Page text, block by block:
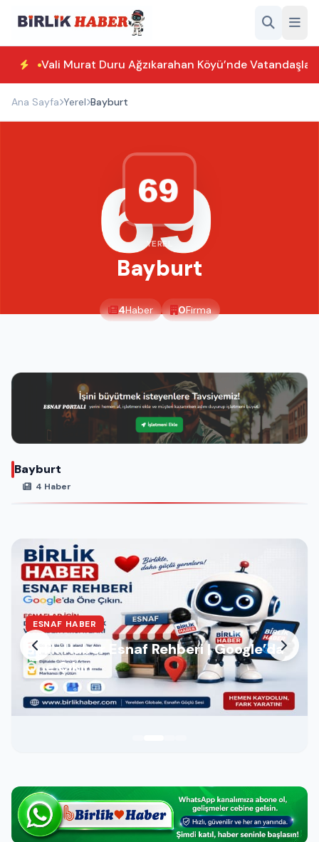
Vali Murat Duru Ağzıkarahan Köyü’nde
Ana Sayfa Yerel Bayburt
YEREL
Bayburt
4Haber 0Firma
Bayburt
4 Haber
ESNAF HABER
Birlik Haber Esnaf Rehberi | Google’da
Öne Çıkın